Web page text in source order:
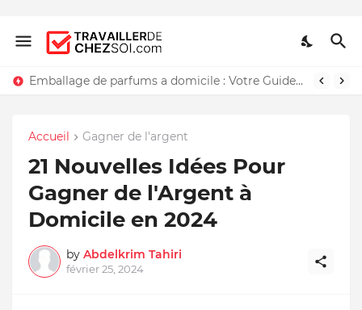
Emballage de parfums a domicile : Votre Guide Détaillé
Accueil Gagner de l'argent
21 Nouvelles Idées Pour
Gagner de l'Argent à
Domicile en 2024
by Abdelkrim Tahiri
février 25, 2024